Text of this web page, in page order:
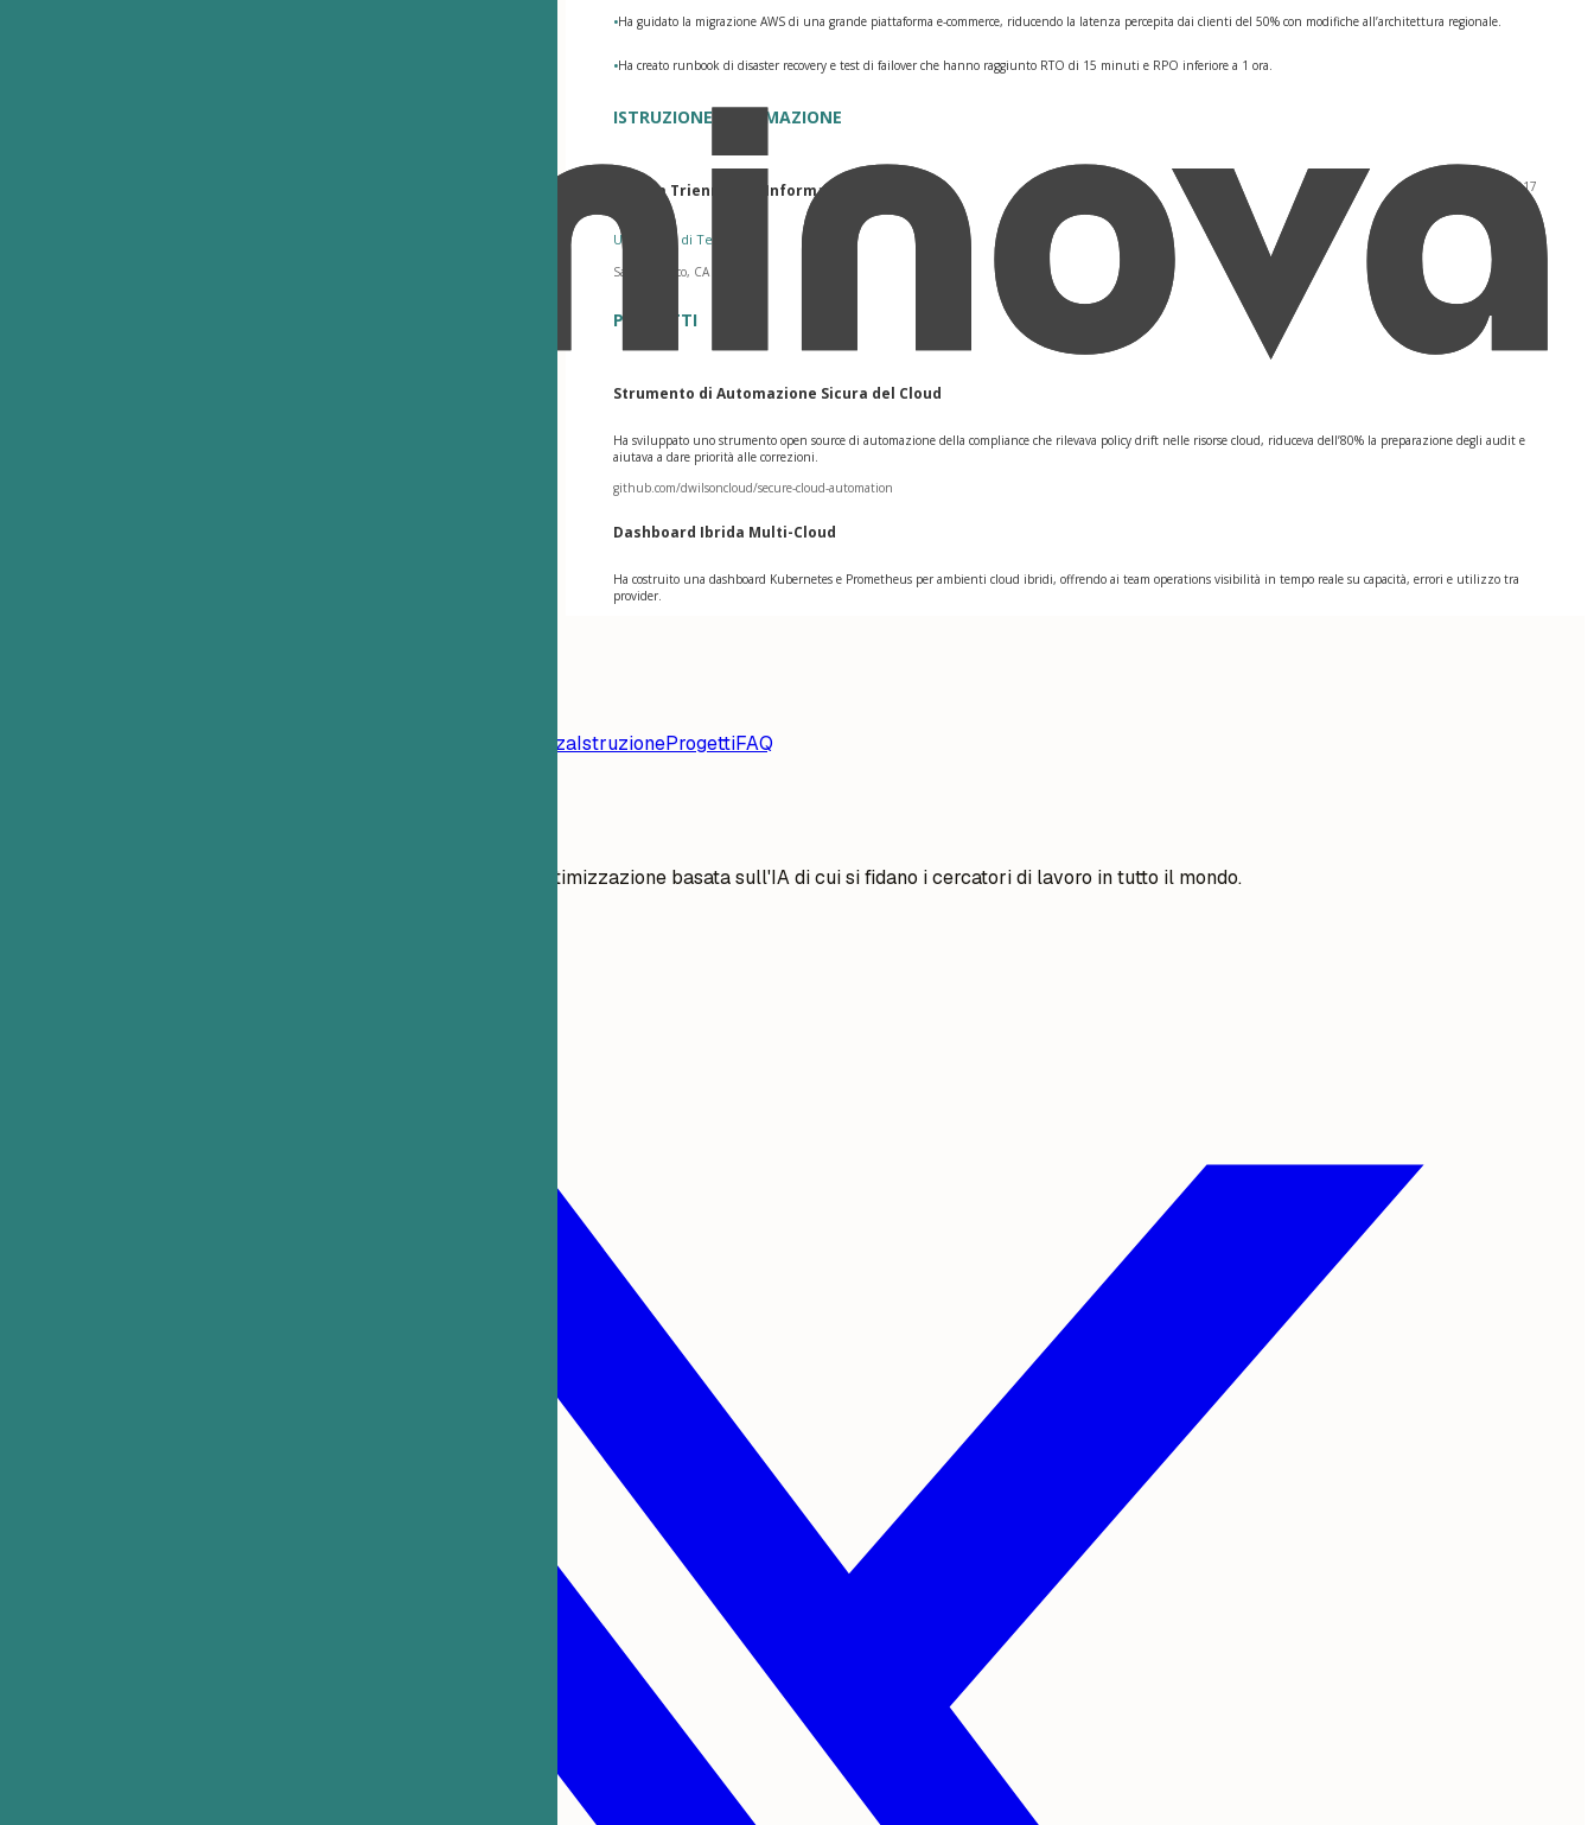
•Ha guidato la migrazione AWS di una grande piattaforma e-commerce, riducendo la latenza percepita dai clienti del 50% con modifiche all’architettura regionale.
•Ha creato runbook di disaster recovery e test di failover che hanno raggiunto RTO di 15 minuti e RPO inferiore a 1 ora.
ISTRUZIONE E FORMAZIONE
Laurea Triennale in Informatica 09/2013 - 05/2017
Università di Tecnologia
San Francisco, CA
PROGETTI
Strumento di Automazione Sicura del Cloud
Ha sviluppato uno strumento open source di automazione della compliance che rilevava policy drift nelle risorse cloud, riduceva dell’80% la preparazione degli audit e
aiutava a dare priorità alle correzioni.
github.com/dwilsoncloud/secure-cloud-automation
Dashboard Ibrida Multi-Cloud
Ha costruito una dashboard Kubernetes e Prometheus per ambienti cloud ibridi, offrendo ai team operations visibilità in tempo reale su capacità, errori e utilizzo tra
provider.
EsperienzaIstruzioneProgettiFAQ
Trasforma il tuo curriculum in un magnete per colloqui con l'ottimizzazione basata sull'IA di cui si fidano i cercatori di lavoro in tutto il mondo.